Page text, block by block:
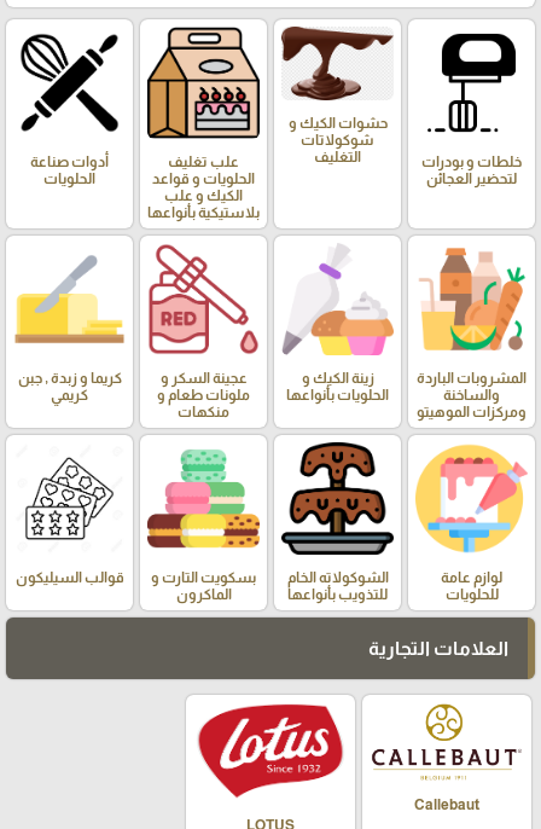
خلطات و بودرات
لتحضير العجائن
حشوات الكيك و
شوكولاتات
التغليف
علب تغليف
الحلويات و قواعد
الكيك و علب
بلاستيكية بأنواعها
أدوات صناعة
الحلويات
المشروبات الباردة
والساخنة
ومركزات الموهيتو
زينة الكيك و
الحلويات بأنواعها
عجينة السكر و
ملونات طعام و
منكهات
كريما و زبدة , جبن
كريمي
لوازم عامة
للحلويات
الشوكولاته الخام
للتذويب بأنواعها
بسكويت التارت و
الماكرون
قوالب السيليكون
العلامات التجارية
Callebaut
LOTUS